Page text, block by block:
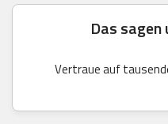
Das sagen
Vertraue auf